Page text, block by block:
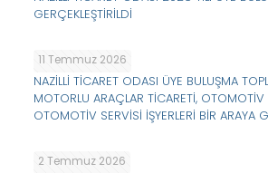
GERÇEKLEŞTİRİLDİ
11 Temmuz 2026
NAZİLLİ TİCARET ODASI ÜYE BULUŞMA
MOTORLU ARAÇLAR TİCARETİ, OTOMOTİV
OTOMOTİV SERVİSİ İŞYERLERİ BİR ARAYA
2 Temmuz 2026